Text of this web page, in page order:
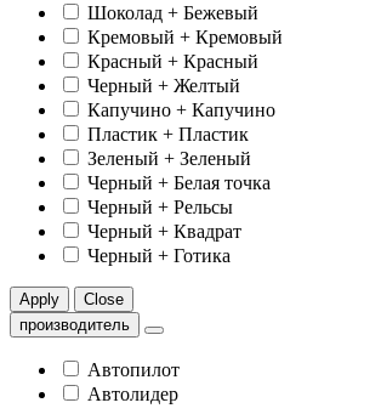
Шоколад + Бежевый
Кремовый + Кремовый
Красный + Красный
Черный + Желтый
Капучино + Капучино
Пластик + Пластик
Зеленый + Зеленый
Черный + Белая точка
Черный + Рельсы
Черный + Квадрат
Черный + Готика
Apply
Close
производитель
Автопилот
Автолидер